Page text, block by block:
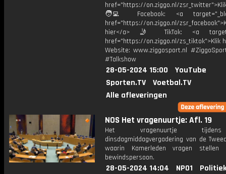
href="https://on.ziggo.nl/
🧑‍💻 Facebook: <a
href="https://on.ziggo.nl/
hier</a> 🤳 TikTok: <a
href="https://on.ziggo.nl/zs_tiktok">Klik
Website: www.ziggosport.nl
#Talkshow
28-05-2024 15:00
YouTube
Sporten.TV
Voetbal.TV
Alle afleveringen
NOS Het vragenuurtje: Afl. 19
Het vragenuurtje
dinsdagmiddagvergadering van de
waarin Kamerleden vragen stellen
bewindspersoon.
28-05-2024 14:04 NPO1